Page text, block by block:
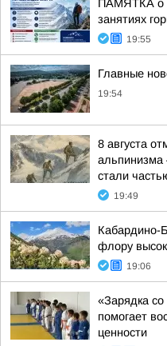
ПАМЯТКА о
занятиях
19:55
Главные
19:54
8 августа
альпинизма
стали
19:49
Кабардино-
флору
19:06
«Зарядка
помогает
ценности